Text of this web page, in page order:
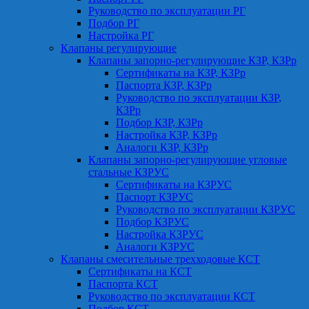
Руководство по эксплуатации РГ
Подбор РГ
Настройка РГ
Клапаны регулирующие
Клапаны запорно-регулирующие КЗР, КЗРр
Сертификаты на КЗР, КЗРр
Паспорта КЗР, КЗРр
Руководство по эксплуатации КЗР,
КЗРр
Подбор КЗР, КЗРр
Настройка КЗР, КЗРр
Аналоги КЗР, КЗРр
Клапаны запорно-регулирующие угловые
стальные КЗРУС
Сертификаты на КЗРУС
Паспорт КЗРУС
Руководство по эксплуатации КЗРУС
Подбор КЗРУС
Настройка КЗРУС
Аналоги КЗРУС
Клапаны смесительные трехходовые КСТ
Сертификаты на КСТ
Паспорта КСТ
Руководство по эксплуатации КСТ